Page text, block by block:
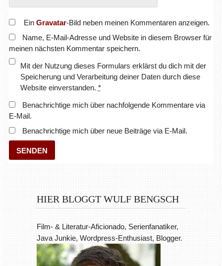
Ein Gravatar-Bild neben meinen Kommentaren anzeigen.
Name, E-Mail-Adresse und Website in diesem Browser für
meinen nächsten Kommentar speichern.
Mit der Nutzung dieses Formulars erklärst du dich mit der
Speicherung und Verarbeitung deiner Daten durch diese
Website einverstanden. *
Benachrichtige mich über nachfolgende Kommentare via
E-Mail.
Benachrichtige mich über neue Beiträge via E-Mail.
HIER BLOGGT WULF BENGSCH
Film- & Literatur-Aficionado, Serienfanatiker,
Java Junkie, Wordpress-Enthusiast, Blogger.